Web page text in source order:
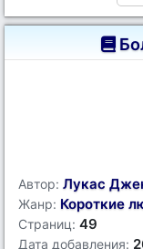
Автор: Лукас
Жанр: Короткие
Страниц: 49
Дата добавления: